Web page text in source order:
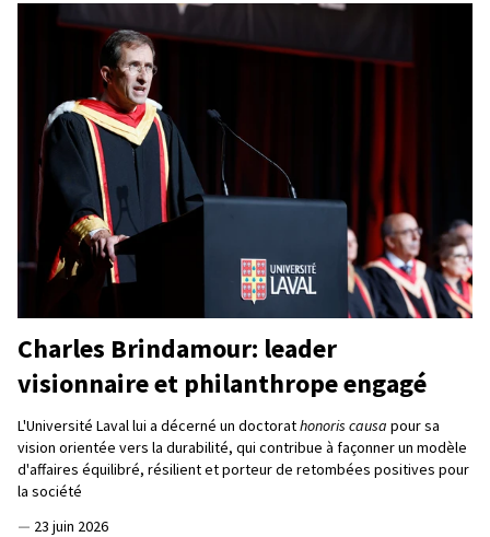
Charles Brindamour: leader
visionnaire et philanthrope engagé
L'Université Laval lui a décerné un doctorathonoris causa pour sa
vision orientée vers la durabilité, qui contribue à façonner un modèle
d'affaires équilibré, résilient et porteur de retombées positives pour
la société
— 23 juin 2026